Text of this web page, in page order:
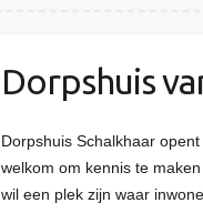
Dorpshuis
Dorpshuis Schalkhaar
welkom om kennis te
wil een plek zijn waar